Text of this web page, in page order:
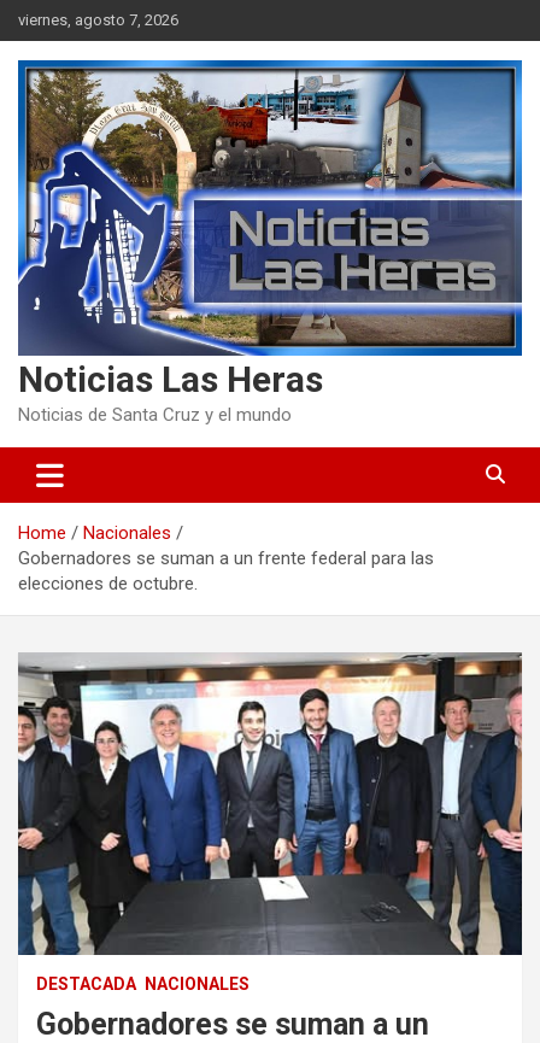
Skip
to
content
viernes, agosto 7, 2026
Noticias Las Heras
Noticias de Santa Cruz y el mundo
Home
Nacionales
Gobernadores se suman a un frente federal para las
elecciones de octubre.
DESTACADA NACIONALES
Gobernadores se suman a un